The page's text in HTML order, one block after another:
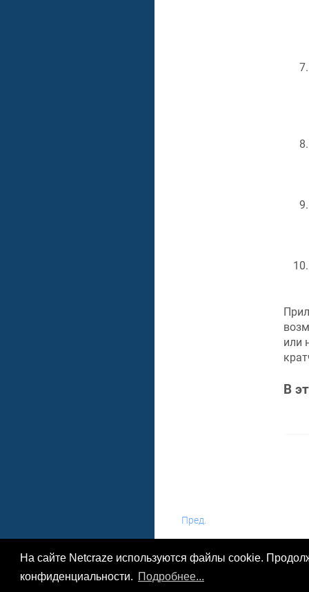
На сайте Netcraze используются файлы cookie.
конфиденциальности. Подробнее...
или
В
Пред.